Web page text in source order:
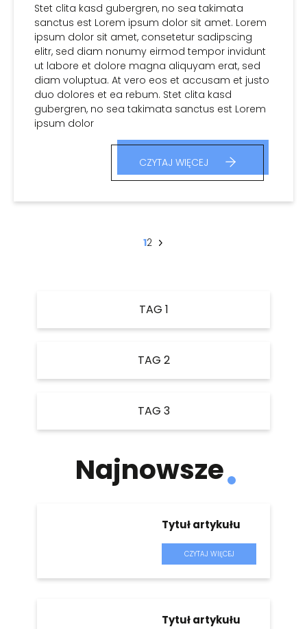
Stet clita kasd gubergren, no sea takimata
sanctus est Lorem ipsum dolor sit amet. Lorem
ipsum dolor sit amet, consetetur sadipscing
elitr, sed diam nonumy eirmod tempor invidunt
ut labore et dolore magna aliquyam erat, sed
diam voluptua. At vero eos et accusam et justo
duo dolores et ea rebum. Stet clita kasd
gubergren, no sea takimata sanctus est Lorem
ipsum dolor
CZYTAJ WIĘCEJ
12
TAG 1
TAG 2
TAG 3
Najnowsze
Tytuł artykułu
CZYTAJ WIĘCEJ
Tytuł artykułu